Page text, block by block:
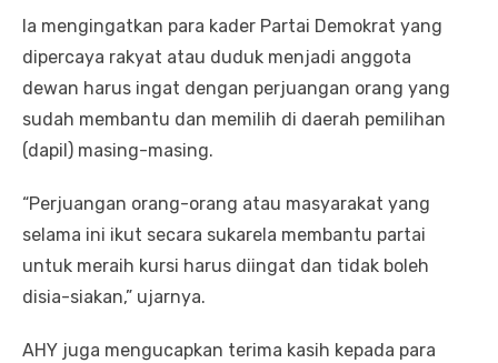
Ia mengingatkan para kader Partai Demokrat yang
dipercaya rakyat atau duduk menjadi anggota
dewan harus ingat dengan perjuangan orang yang
sudah membantu dan memilih di daerah pemilihan
(dapil) masing-masing.
“Perjuangan orang-orang atau masyarakat yang
selama ini ikut secara sukarela membantu partai
untuk meraih kursi harus diingat dan tidak boleh
disia-siakan,” ujarnya.
AHY juga mengucapkan terima kasih kepada para